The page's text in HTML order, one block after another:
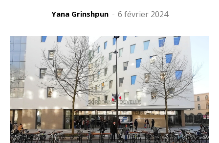
Yana Grinshpun - 6 février 2024